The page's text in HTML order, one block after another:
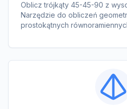
Oblicz trójkąty 45-45-90 z
Narzędzie do obliczeń
prostokątnych